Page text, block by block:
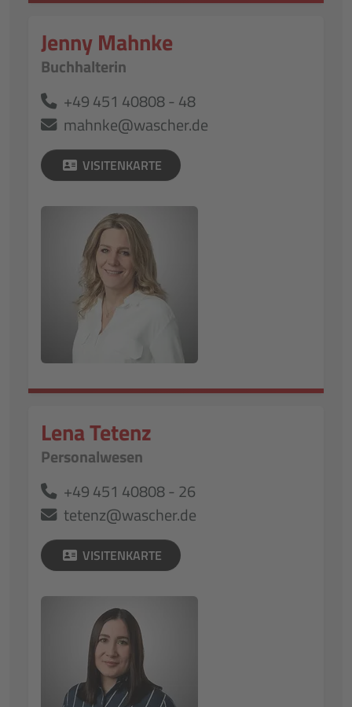
Jenny Mahnke
Buchhalterin
+49 451 40808 - 48
mahnke@wascher.de
VISITENKARTE
Lena Tetenz
Personalwesen
+49 451 40808 - 26
tetenz@wascher.de
VISITENKARTE